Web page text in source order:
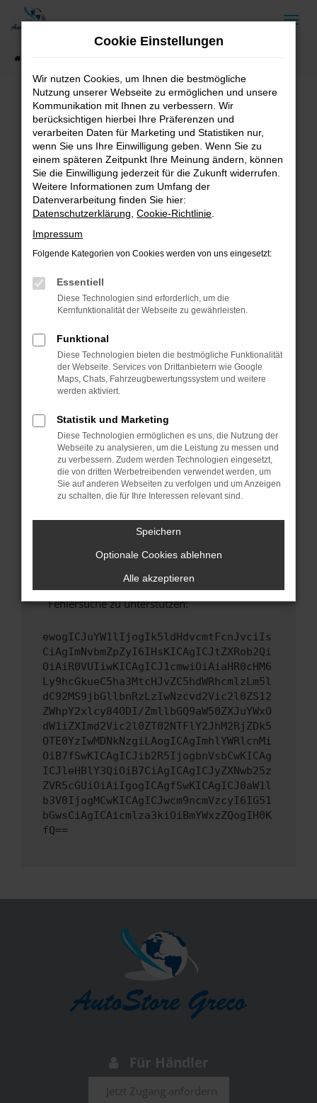
Zum
Fehler: Network Error
Beim Laden ist ein Fehler aufgetreten.
Hier sind ein paar Tipps, die dir helfen können:
Überprüfe deine Firewall und deine
Internetverbindung.
Laden andere Webseiten, zum Beispiel deine
Suchmaschine?
Prüfe deine Browsererweiterungen.
Manche Erweiterungen, wie Werbeblocker,
können das Laden bestimmter Seiten
verhindern. Funktioniert die Seite in einem
Fenster?
Starte dein Gerät neu.
Das kann manchmal helfen, vorübergehende
Probleme zu beheben.
Betriebssystem auf dem neuesten Stand
sind.
Veraltete Software birgt nicht nur ein
Sicherheitsrisiko, sondern kann auch dazu
führen, dass bestimmte Funktionen nicht mehr
unterstützt werden.
Wende dich an den Webseitenbetreiber.
Wenn du alle oben genannten Schritte versucht
hast, kontaktiere uns bitte. Wir werden
versuchen, das Problem zu beheben. Du kannst
uns diesen Text schicken, um uns bei der
Fehlersuche zu unterstützen:
ewogICJuYW1lIjogIk5ldHdvcmtFcnJvciIs
CiAgImNvbmZpZyI6IHsKICAgICJtZXRob2Qi
OiAiR0VUIiwKICAgICJ1cmwiOiAiaHR0cHM6
Ly9hcGkueC5ha3MtcHJvZC5hdWRhcmlzLm5l
dC92MS9jbGllbnRzLzIwNzcvd2Vic2l0ZS12
ZWhpY2xlcy84ODI/ZmllbGQ9aW50ZXJuYWxO
dW1iZXImd2Vic2l0ZT02NTFlY2JhM2RjZDk5
OTE0YzIwMDNkNzgiLAogICAgImhlYWRlcnMi
OiB7fSwKICAgICJib2R5IjogbnVsbCwKICAg
ICJleHBlY3QiOiB7CiAgICAgICJyZXNwb25z
ZVR5cGUiOiAiIgogICAgfSwKICAgICJ0aW1l
b3V0IjogMCwKICAgICJwcm9ncmVzcyI6IG51
bGwsCiAgICAicmlza3kiOiBmYWxzZQogIH0K
fQ==
Für Händler
Jetzt Zugang anfordern
Cookie Einstellungen
Wir nutzen Cookies, um Ihnen die bestmögliche
Nutzung unserer Webseite zu ermöglichen und unsere
Kommunikation mit Ihnen zu verbessern. Wir
berücksichtigen hierbei Ihre Präferenzen und
verarbeiten Daten für Marketing und Statistiken nur,
wenn Sie uns Ihre Einwilligung geben. Wenn Sie zu
einem späteren Zeitpunkt Ihre Meinung ändern, können
Sie die Einwilligung jederzeit für die Zukunft widerrufen.
Weitere Informationen zum Umfang der
Datenverarbeitung finden Sie hier:
Datenschutzerklärung Cookie-Richtlinie
Impressum
Folgende Kategorien von Cookies werden von uns eingesetzt:
Essentiell
Diese Technologien sind erforderlich, um die
Kernfunktionalität der Webseite zu gewährleisten.
Funktional
Diese Technologien bieten die bestmögliche Funktionalität
der Webseite. Services von Drittanbietern wie Google
Maps, Chats, Fahrzeugbewertungssystem und weitere
werden aktiviert.
Statistik und Marketing
Diese Technologien ermöglichen es uns, die Nutzung der
Webseite zu analysieren, um die Leistung zu messen und
zu verbessern. Zudem werden Technologien eingesetzt,
die von dritten Werbetreibenden verwendet werden, um
Sie auf anderen Webseiten zu verfolgen und um Anzeigen
zu schalten, die für Ihre Interessen relevant sind.
Speichern
Optionale Cookies ablehnen
Alle akzeptieren